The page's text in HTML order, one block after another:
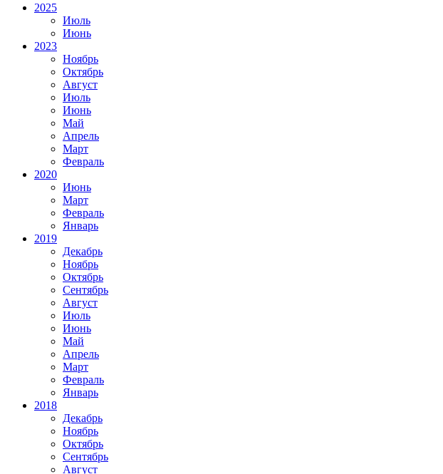
2025
Июль
Июнь
2023
Ноябрь
Октябрь
Август
Июль
Июнь
Май
Апрель
Март
Февраль
2020
Июнь
Март
Февраль
Январь
2019
Декабрь
Ноябрь
Октябрь
Сентябрь
Август
Июль
Июнь
Май
Апрель
Март
Февраль
Январь
2018
Декабрь
Ноябрь
Октябрь
Сентябрь
Август